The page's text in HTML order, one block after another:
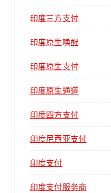
印度三方支付
印度原生唤醒
印度原生支付
印度原生通道
印度四方支付
印度尼西亚支付
印度支付
印度支付服务商